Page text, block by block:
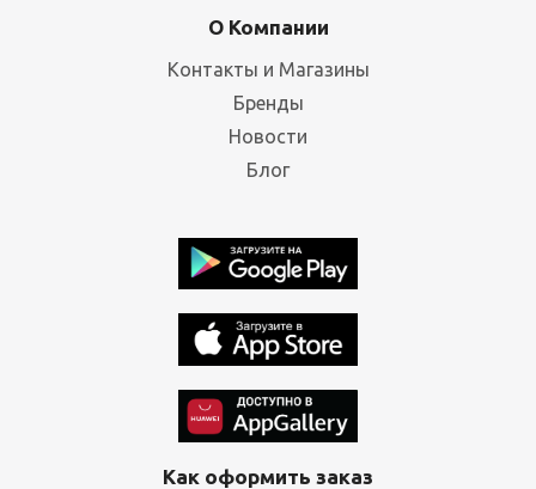
О Компании
Контакты и Магазины
Бренды
Новости
Блог
Как оформить заказ